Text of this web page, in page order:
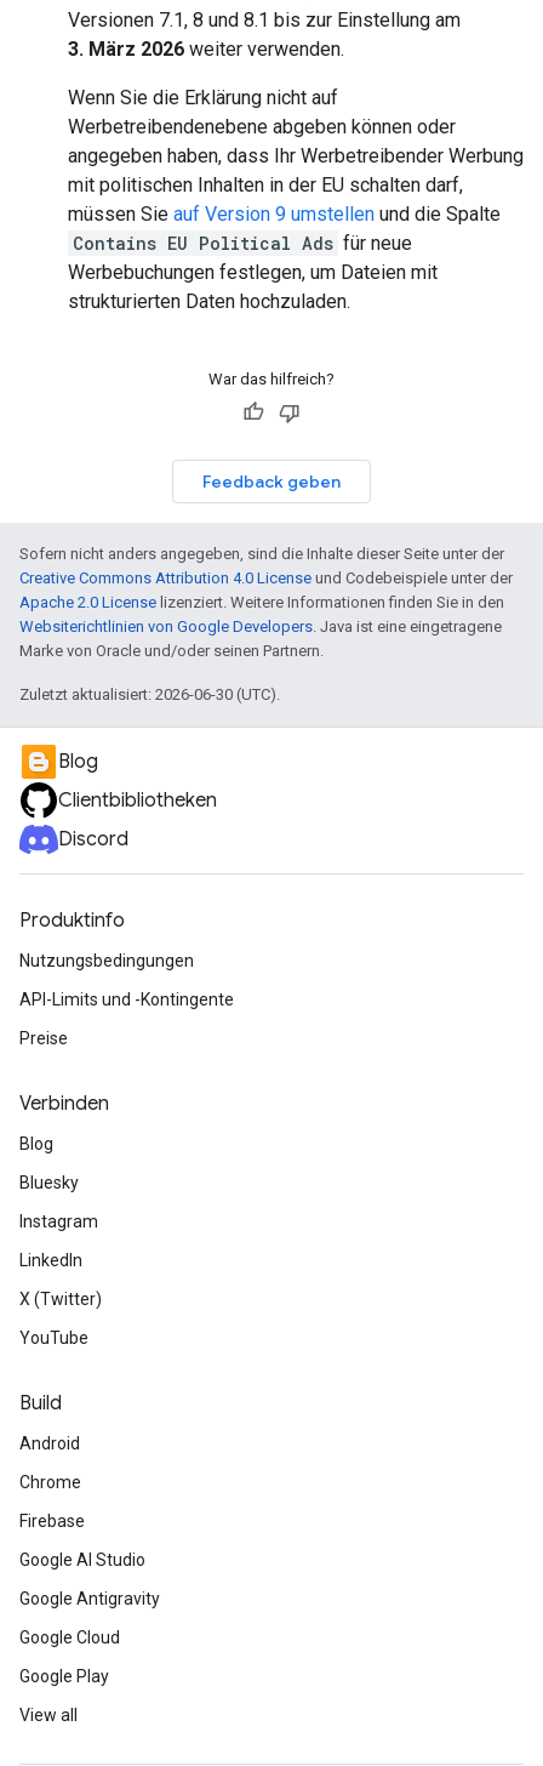
Versionen 7.1, 8 und 8.1 bis zur Einstellung am
3. März 2026 weiter verwenden.
Wenn Sie die Erklärung nicht auf
Werbetreibendenebene abgeben können oder
angegeben haben, dass Ihr Werbetreibender Werbung
mit politischen Inhalten in der EU schalten darf,
müssen Sie auf Version 9 umstellen und die Spalte
Contains EU Political Ads für neue
Werbebuchungen festlegen, um Dateien mit
strukturierten Daten hochzuladen.
War das hilfreich?
Feedback geben
Sofern nicht anders angegeben, sind die Inhalte dieser Seite unter der
Creative Commons Attribution 4.0 License und Codebeispiele unter der
Apache 2.0 License lizenziert. Weitere Informationen finden Sie in den
Websiterichtlinien von Google Developers. Java ist eine eingetragene
Marke von Oracle und/oder seinen Partnern.
Zuletzt aktualisiert: 2026-06-30 (UTC).
Blog
Clientbibliotheken
Discord
Produktinfo
Nutzungsbedingungen
API-Limits und -Kontingente
Preise
Verbinden
Blog
Bluesky
Instagram
LinkedIn
X (Twitter)
YouTube
Build
Android
Chrome
Firebase
Google AI Studio
Google Antigravity
Google Cloud
Google Play
View all